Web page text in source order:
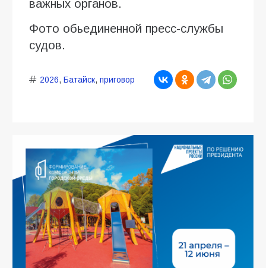
важных органов.
Фото обьединенной пресс-службы
судов.
2026, Батайск, приговор